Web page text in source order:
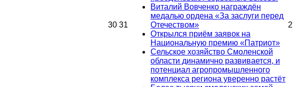
30 31
Виталий Вовченко награждён
медалью ордена «За заслуги перед
Отечеством»
Открылся приём заявок на
Национальную премию «Патриот»
Сельское хозяйство Смоленской
области динамично развивается, и
потенциал агропромышленного
комплекса региона уверенно растёт
2